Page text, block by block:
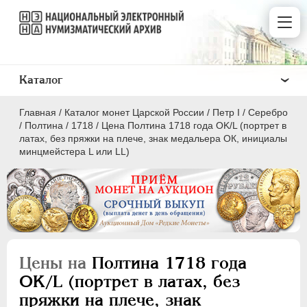
Главная / Каталог монет Царской России / Пeтр I / Серебро
/ Полтина / 1718 / Цена Полтина 1718 года OK/L (портрет в
латах, без пряжки на плече, знак медальера ОК, инициалы
минцмейстера L или LL)
Цены на Полтина 1718 года
OK/L (портрет в латах, без
пряжки на плече, знак
Каталог
ПEТР I 1699 - 1725
Золото
1 рубль
Полтина